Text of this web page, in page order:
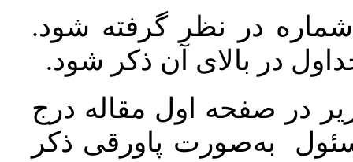
در نظر گرفته شود.
در بالای آن ذکر شود.
در صفحه اول مقاله درج
به‌صورت پاورقی ذکر